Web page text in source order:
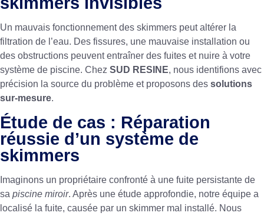
Un mauvais fonctionnement des skimmers peut altérer la
filtration de l’eau. Des fissures, une mauvaise installation ou
des obstructions peuvent entraîner des fuites et nuire à votre
système de piscine. Chez SUD RESINE, nous identifions avec
précision la source du problème et proposons des solutions
sur-mesure.
Étude de cas : Réparation
réussie d’un système de
skimmers
Imaginons un propriétaire confronté à une fuite persistante de
sa piscine miroir. Après une étude approfondie, notre équipe a
localisé la fuite, causée par un skimmer mal installé. Nous